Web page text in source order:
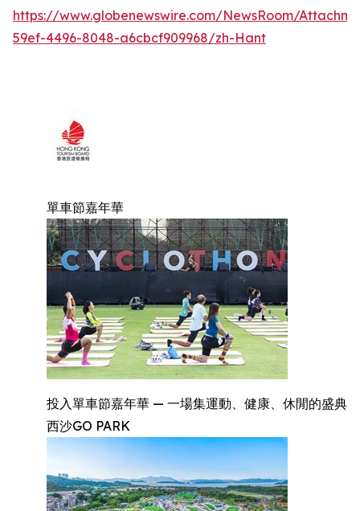
https://www.globenewswire.com/NewsRoom/
59ef-4496-8048-a6cbcf909968/zh-Hant
單車節嘉年華
投入單車節嘉年華 — 一場集運動、健康、休閒的盛典
西沙GO PARK